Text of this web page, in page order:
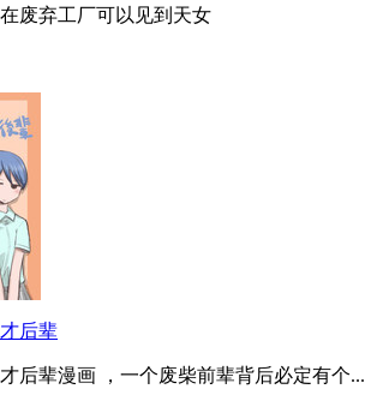
废弃工厂可以见到天女
后辈
后辈漫画 ，一个废柴前辈背后必定有个...